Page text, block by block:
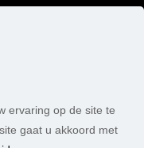
ervaring op de site te
gaat u akkoord met